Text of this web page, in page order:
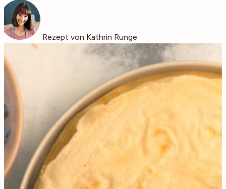
Rezept von Kathrin Runge